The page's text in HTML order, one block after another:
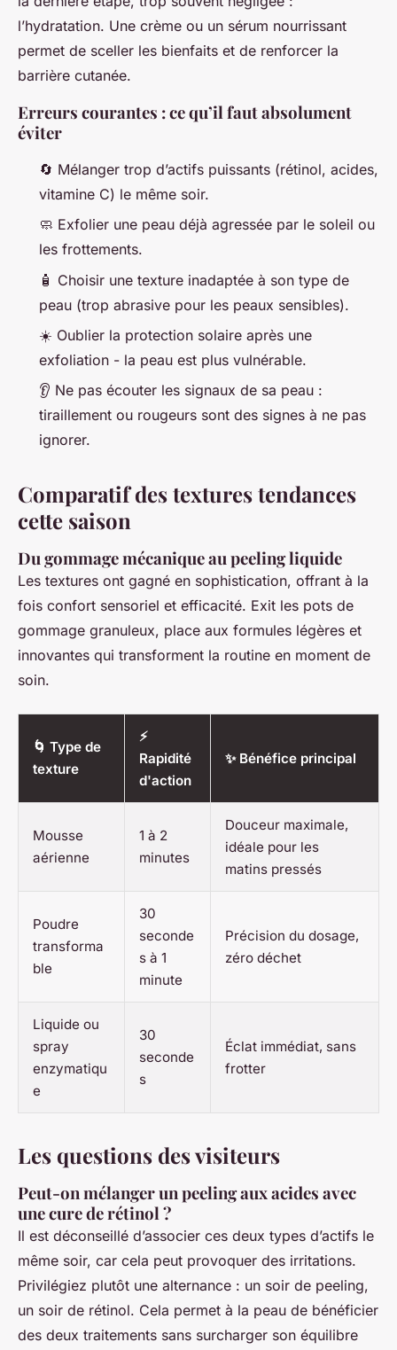
l’hydratation. Une crème ou un sérum nourrissant
permet de sceller les bienfaits et de renforcer la
barrière cutanée.
Erreurs courantes : ce qu’il faut absolument
éviter
🔄 Mélanger trop d’actifs puissants (rétinol, acides,
vitamine C) le même soir.
🧼 Exfolier une peau déjà agressée par le soleil ou
les frottements.
🧴 Choisir une texture inadaptée à son type de
peau (trop abrasive pour les peaux sensibles).
☀️ Oublier la protection solaire après une
exfoliation - la peau est plus vulnérable.
👂 Ne pas écouter les signaux de sa peau :
tiraillement ou rougeurs sont des signes à ne pas
ignorer.
Comparatif des textures tendances
cette saison
Du gommage mécanique au peeling liquide
Les textures ont gagné en sophistication, offrant à la
fois confort sensoriel et efficacité. Exit les pots de
gommage granuleux, place aux formules légères et
innovantes qui transforment la routine en moment de
soin.
🌀 Type de
texture
⚡
Rapidité
d'action
✨ Bénéfice principal
Mousse
aérienne
1 à 2
minutes
Douceur maximale,
idéale pour les
matins pressés
Poudre
transforma
ble
30
seconde
s à 1
minute
Précision du dosage,
zéro déchet
Liquide ou
spray
enzymatiqu
e
30
seconde
s
Éclat immédiat, sans
frotter
Les questions des visiteurs
Peut-on mélanger un peeling aux acides avec
une cure de rétinol ?
Il est déconseillé d’associer ces deux types d’actifs le
même soir, car cela peut provoquer des irritations.
Privilégiez plutôt une alternance : un soir de peeling,
un soir de rétinol. Cela permet à la peau de bénéficier
des deux traitements sans surcharger son équilibre